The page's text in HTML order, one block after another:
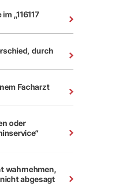
„116117
durch
Facharzt
oder
wahrnehmen,
abgesagt